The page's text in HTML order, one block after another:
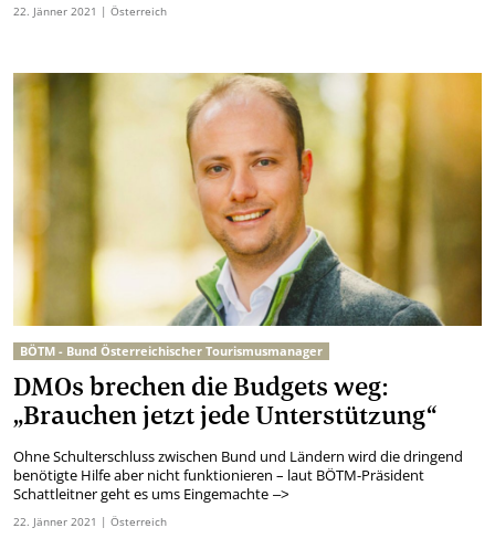
22. Jänner2021 | Österreich
BÖTM - Bund Österreichischer Tourismusmanager
DMOs brechen die Budgets weg:
„Brauchen jetzt jede Unterstützung“
Ohne Schulterschluss zwischen Bund und Ländern wird die dringend
benötigte Hilfe aber nicht funktionieren – laut BÖTM-Präsident
Schattleitner geht es ums Eingemachte–>
22. Jänner2021 | Österreich